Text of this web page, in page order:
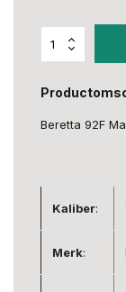
Beretta 92F
Kaliber:
Merk: